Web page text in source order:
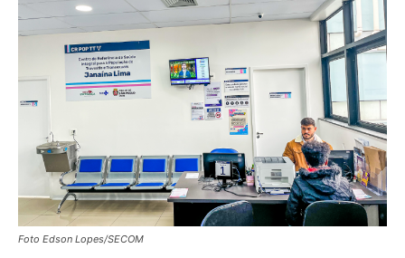
Foto Edson Lopes/SECOM